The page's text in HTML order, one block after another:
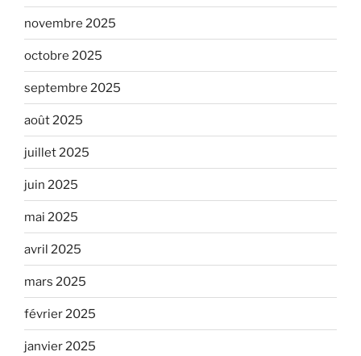
novembre 2025
octobre 2025
septembre 2025
août 2025
juillet 2025
juin 2025
mai 2025
avril 2025
mars 2025
février 2025
janvier 2025